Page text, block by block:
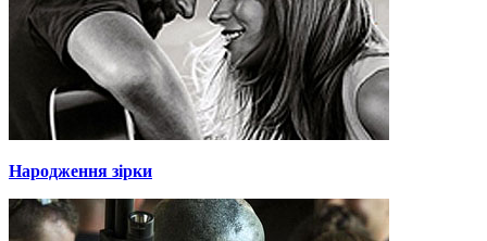
Народження зірки